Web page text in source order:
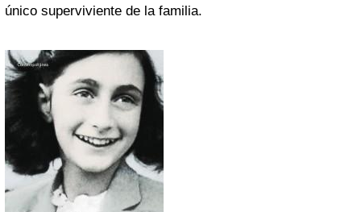
único superviviente de la familia.